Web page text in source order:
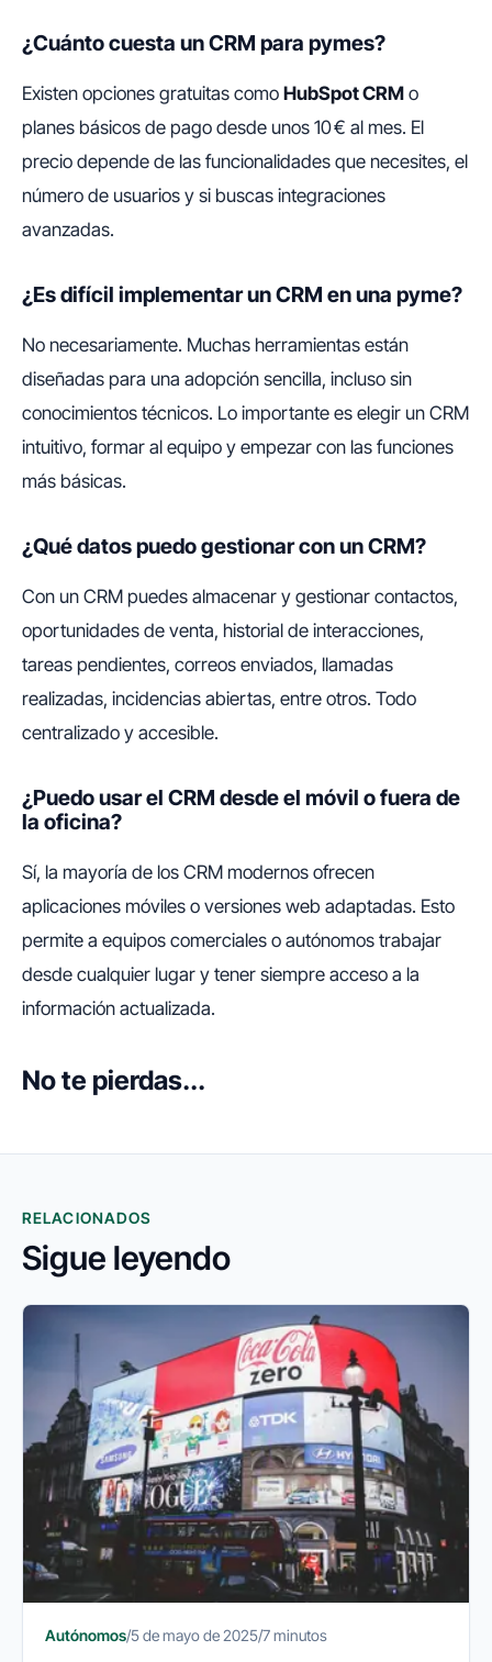
¿Cuánto cuesta un CRM para pymes?
Existen opciones gratuitas como HubSpot CRM o
planes básicos de pago desde unos 10 € al mes. El
precio depende de las funcionalidades que necesites, el
número de usuarios y si buscas integraciones
avanzadas.
¿Es difícil implementar un CRM en una pyme?
No necesariamente. Muchas herramientas están
diseñadas para una adopción sencilla, incluso sin
conocimientos técnicos. Lo importante es elegir un CRM
intuitivo, formar al equipo y empezar con las funciones
más básicas.
¿Qué datos puedo gestionar con un CRM?
Con un CRM puedes almacenar y gestionar contactos,
oportunidades de venta, historial de interacciones,
tareas pendientes, correos enviados, llamadas
realizadas, incidencias abiertas, entre otros. Todo
centralizado y accesible.
¿Puedo usar el CRM desde el móvil o fuera de
la oficina?
Sí, la mayoría de los CRM modernos ofrecen
aplicaciones móviles o versiones web adaptadas. Esto
permite a equipos comerciales o autónomos trabajar
desde cualquier lugar y tener siempre acceso a la
información actualizada.
No te pierdas...
RELACIONADOS
Sigue leyendo
Autónomos/5 de mayo de 2025/7 minutos